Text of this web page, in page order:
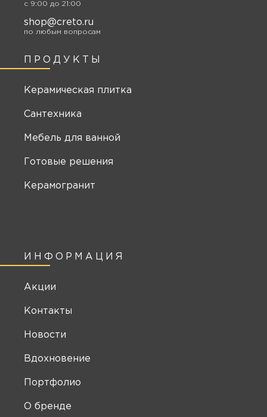
ИНФОРМАЦИЯ
Акции
Контакты
Новости
Вдохновение
Портфолио
О бренде
ПРОДУКТЫ
Керамическая плитка
Сантехника
Мебель для ванной
Готовые решения
Керамогранит
c 9:00 до 21:00
shop@creto.ru
по любым вопросам